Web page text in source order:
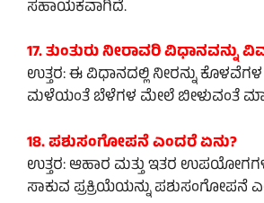
ಸಹಾಯಕವಾಗಿದೆ.
17. ತುಂತುರು ನೀರಾವರಿ ವಿಧಾನವನ್ನು
ಉತ್ತರ: ಈ ವಿಧಾನದಲ್ಲಿ ನೀರನ್ನು
ಮಳೆಯಂತೆ ಬೆಳೆಗಳ ಮೇಲೆ ಬೀಳುವಂತೆ
18. ಪಶುಸಂಗೋಪನೆ ಎಂದರೆ ಏನು?
ಉತ್ತರ: ಆಹಾರ ಮತ್ತು ಇತರ
ಸಾಕುವ ಪ್ರಕ್ರಿಯೆಯನ್ನು ಪಶುಸಂಗೋಪನೆ